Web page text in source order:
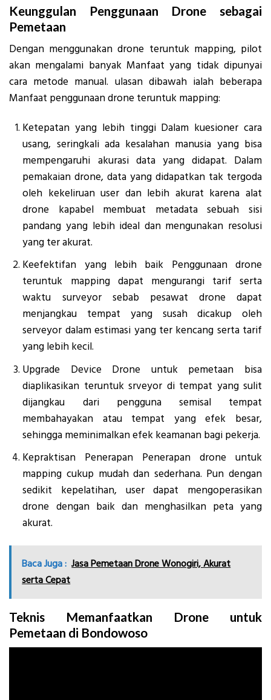
Keunggulan Penggunaan Drone sebagai
Pemetaan
Dengan menggunakan drone teruntuk mapping, pilot
akan mengalami banyak Manfaat yang tidak dipunyai
cara metode manual. ulasan dibawah ialah beberapa
Manfaat penggunaan drone teruntuk mapping:
Ketepatan yang lebih tinggi Dalam kuesioner cara
usang, seringkali ada kesalahan manusia yang bisa
mempengaruhi akurasi data yang didapat. Dalam
pemakaian drone, data yang didapatkan tak tergoda
oleh kekeliruan user dan lebih akurat karena alat
drone kapabel membuat metadata sebuah sisi
pandang yang lebih ideal dan mengunakan resolusi
yang ter akurat.
Keefektifan yang lebih baik Penggunaan drone
teruntuk mapping dapat mengurangi tarif serta
waktu surveyor sebab pesawat drone dapat
menjangkau tempat yang susah dicakup oleh
serveyor dalam estimasi yang ter kencang serta tarif
yang lebih kecil.
Upgrade Device Drone untuk pemetaan bisa
diaplikasikan teruntuk srveyor di tempat yang sulit
dijangkau dari pengguna semisal tempat
membahayakan atau tempat yang efek besar,
sehingga meminimalkan efek keamanan bagi pekerja.
Kepraktisan Penerapan Penerapan drone untuk
mapping cukup mudah dan sederhana. Pun dengan
sedikit kepelatihan, user dapat mengoperasikan
drone dengan baik dan menghasilkan peta yang
akurat.
Baca Juga : Jasa Pemetaan Drone Wonogiri, Akurat
serta Cepat
Teknis Memanfaatkan Drone untuk
Pemetaan di Bondowoso